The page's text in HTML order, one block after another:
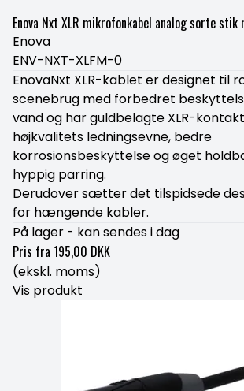
Enova Nxt XLR mikrofonkabel analog sorte
Enova
ENV-NXT-XLFM-0
EnovaNxt XLR-kablet er designet til
scenebrug med forbedret
vand og har guldbelagte XLR-
højkvalitets ledningsevne, bedre
korrosionsbeskyttelse og øget
hyppig parring.
Derudover sætter det tilspidsede
for hængende kabler.
På lager - kan sendes i dag
Pris fra 195,00 DKK
(ekskl. moms)
Vis produkt